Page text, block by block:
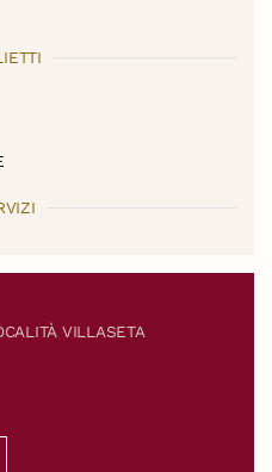
VILLASETA